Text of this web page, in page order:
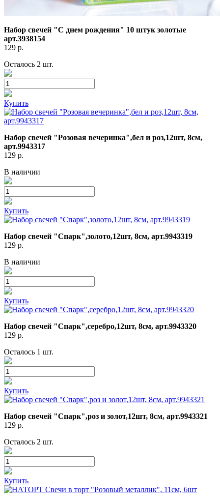
Набор свечей "С днем рождения" 10 штук золотые
арт.3938154
129 р.
Осталось 2 шт.
Купить
Набор свечей "Розовая вечеринка",бел и роз,12шт, 8см,
арт.9943317
129 р.
В наличии
Купить
Набор свечей "Спарк",золото,12шт, 8см, арт.9943319
129 р.
В наличии
Купить
Набор свечей "Спарк",серебро,12шт, 8см, арт.9943320
129 р.
Осталось 1 шт.
Купить
Набор свечей "Спарк",роз и золот,12шт, 8см, арт.9943321
129 р.
Осталось 2 шт.
Купить